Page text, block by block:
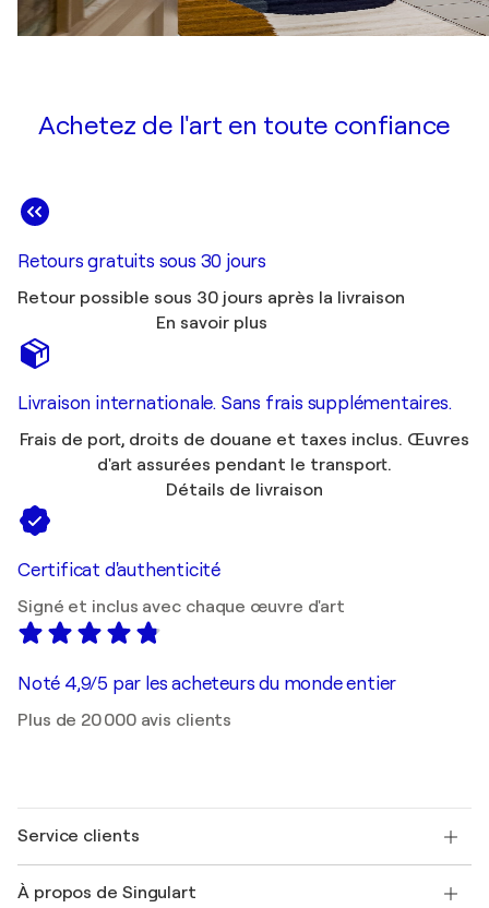
Achetez de l'art en toute confiance
Retours gratuits sous 30 jours
Retour possible sous 30 jours après la livraison
En savoir plus
Livraison internationale. Sans frais supplémentaires.
Frais de port, droits de douane et taxes inclus. Œuvres
d'art assurées pendant le transport.
Détails de livraison
Certificat d'authenticité
Signé et inclus avec chaque œuvre d'art
Noté 4,9/5 par les acheteurs du monde entier
Plus de 20 000 avis clients
Service clients
Expédition
À propos de Singulart